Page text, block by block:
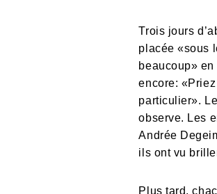
Trois jours
placée «sous
beaucoup»
encore:
particulier».
observe. Les
Andrée
ils ont vu
Plus tard,